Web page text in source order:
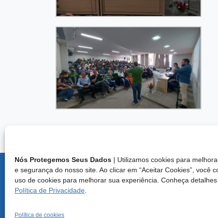
Nós Protegemos Seus Dados | Utilizamos cookies para
e segurança do nosso site. Ao clicar em “Aceitar Cookies”, você
uso de cookies para melhorar sua experiência. Conheça
Política de Privacidade
Política de cookies
Brasília/